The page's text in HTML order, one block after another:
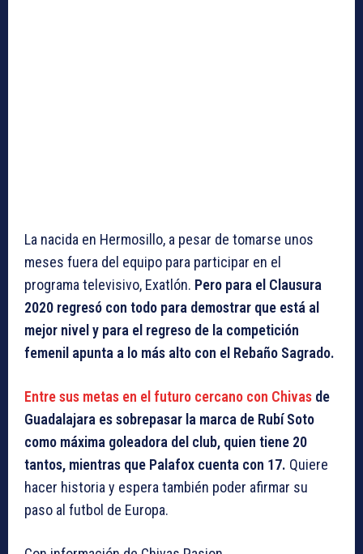
La nacida en Hermosillo, a pesar de tomarse unos
meses fuera del equipo para participar en el
programa televisivo, Exatlón. Pero para el Clausura
2020 regresó con todo para demostrar que está al
mejor nivel y para el regreso de la competición
femenil apunta a lo más alto con el Rebaño Sagrado.
Entre sus metas en el futuro cercano con Chivas de
Guadalajara es sobrepasar la marca de Rubí Soto
como máxima goleadora del club, quien tiene 20
tantos, mientras que Palafox cuenta con 17. Quiere
hacer historia y espera también poder afirmar su
paso al futbol de Europa.